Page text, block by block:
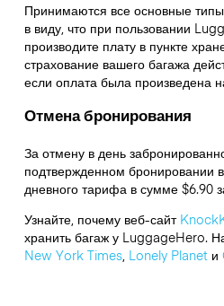
Принимаются все основные
в виду, что при пользовании
производите плату в пункте
страхование вашего багажа
если оплата была произведена
Отмена бронирования
За отмену в день
подтвержденном бронировании
дневного тарифа в сумме $6.90
Узнайте, почему веб-сайт
хранить багаж у LuggageHero.
New York Times, Lonely Planetи